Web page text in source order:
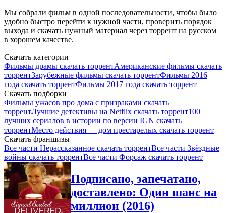
Мы собрали фильм в одной последовательности, чтобы было
удобно быстро перейти к нужной части, проверить порядок
выхода и скачать нужный материал через торрент на русском
в хорошем качестве.
Скачать категории
Фильмы драмы скачать торрентАмериканские фильмы скачать
торрентЗарубежные фильмы скачать торрентФильмы 2016
года скачать торрентФильмы 2017 года скачать торрент
Скачать подборки
Фильмы ужасов про дома с призраками скачать
торрентЛучшие детективы на Netflix скачать торрент100
лучших сериалов в истории по версии IGN скачать
торрентМесто действия — дом престарелых скачать торрент
Скачать франшизы
Все части Нерассказанное скачать торрентВсе части Звёздные
войны скачать торрентВсе части Форсаж скачать торрент
Подписано, запечатано,
доставлено: Один шанс на
миллион (2016)